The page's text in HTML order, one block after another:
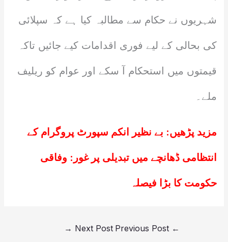
شہریوں نے حکام سے مطالبہ کیا ہے کہ سپلائی
کی بحالی کے لیے فوری اقدامات کیے جائیں تاکہ
قیمتوں میں استحکام آ سکے اور عوام کو ریلیف
ملے۔
مزید پڑھیں: بے نظیر انکم سپورٹ پروگرام کے
انتظامی ڈھانچے میں تبدیلی پر غور: وفاقی
حکومت کا بڑا فیصلہ
←
Next Post
→